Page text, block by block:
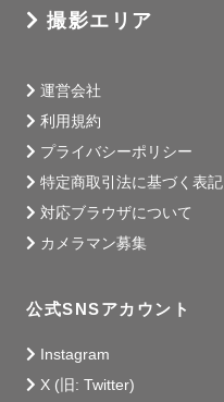
撮影エリア
運営会社
利用規約
プライバシーポリシー
特定商取引法に基づく表記
対応ブラウザについて
カメラマン募集
公式SNSアカウント
Instagram
X (旧: Twitter)